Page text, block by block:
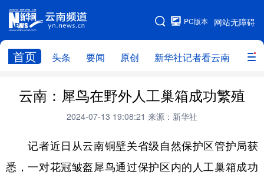
网站无障碍
PC版本
首页 头条 要闻 原创 新华社记者看云南 政务
网站地图
头条 云南要闻 本网原创
新华社记者看云南 政务
廉政 云南省领导报道集 旅游
教育
州市
社会
云南：犀鸟在野外人工巢箱成功繁殖
2024-07-13 19:08:21 来源：新华社
记者近日从云南铜壁关省级自然保护区管护局获
悉，一对花冠皱盔犀鸟通过保护区内的人工巢箱成功